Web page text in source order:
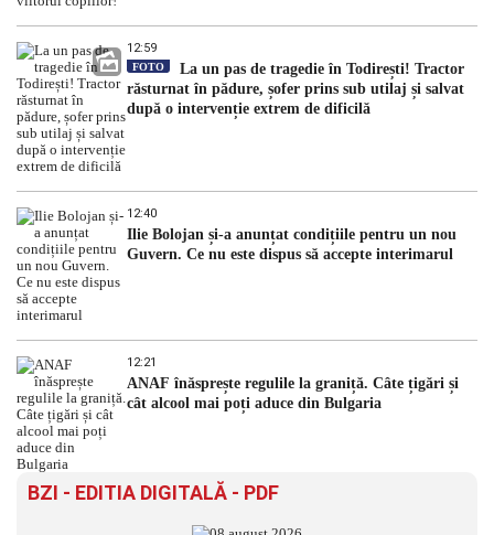
12:59
FOTO
La un pas de tragedie în Todirești! Tractor
răsturnat în pădure, șofer prins sub utilaj și salvat
după o intervenție extrem de dificilă
12:40
Ilie Bolojan și-a anunțat condițiile pentru un nou
Guvern. Ce nu este dispus să accepte interimarul
12:21
ANAF înăsprește regulile la graniță. Câte țigări și
cât alcool mai poți aduce din Bulgaria
BZI - EDITIA DIGITALĂ - PDF